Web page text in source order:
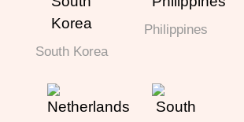
South Korea
Philippines